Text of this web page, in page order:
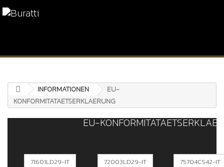
INFORMATIONEN
EU-
KONFORMITATAETSERKLAERUNG
EU-
71601LD29-IT 72003LD29-IT 75704CS42-IT